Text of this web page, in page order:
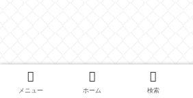
メニュー ホーム 検索